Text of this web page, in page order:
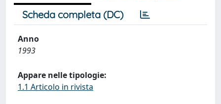
Scheda completa (DC)
Anno
1993
Appare nelle tipologie:
1.1 Articolo in rivista